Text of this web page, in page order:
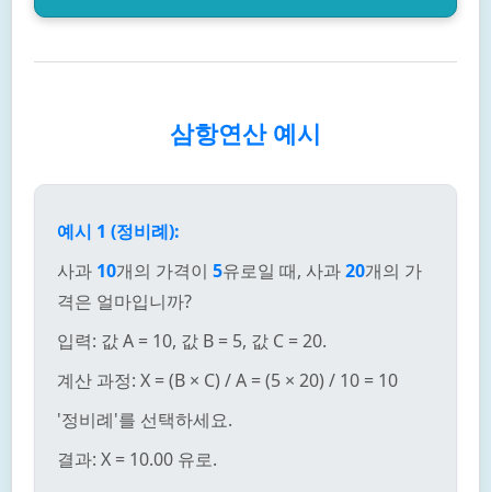
삼항연산 예시
예시 1 (정비례):
사과 10개의 가격이 5유로일 때, 사과20개의 가
격은 얼마입니까?
입력: 값 A = 10, 값 B = 5, 값 C = 20.
계산 과정: X = (B × C) / A = (5 × 20) / 10 = 10
'정비례'를 선택하세요.
결과: X = 10.00 유로.